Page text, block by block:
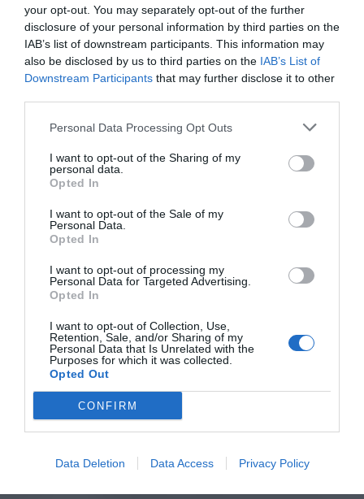
your opt-out. You may separately opt-out of the further
disclosure of your personal information by third parties on the
IAB’s list of downstream participants. This information may
also be disclosed by us to third parties on the IAB’s List of
Downstream Participants that may further disclose it to other
Personal Data Processing Opt Outs
I want to opt-out of the Sharing of my
personal data.
Opted In
I want to opt-out of the Sale of my
Personal Data.
Opted In
I want to opt-out of processing my
Personal Data for Targeted Advertising.
Opted In
I want to opt-out of Collection, Use,
Retention, Sale, and/or Sharing of my
Personal Data that Is Unrelated with the
Purposes for which it was collected.
Opted Out
CONFIRM
Data Deletion Data Access Privacy Policy